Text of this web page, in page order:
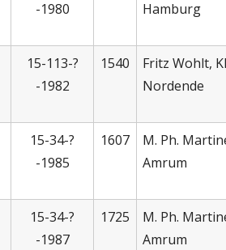
-1980 Hamburg
15-113-?
-1982
1540
Fritz Wohlt,
Nordende
15-34-?
-1985
1607
M. Ph.
Amrum
15-34-?
-1987
1725
M. Ph.
Amrum